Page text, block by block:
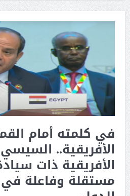
في كلمته أمام
الأفريقية..
الأفريقية ذات
مستقلة وفاعلة